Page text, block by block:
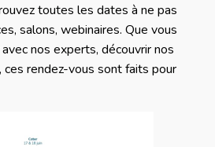
toutes les dates à ne pas
salons, webinaires. Que vous
nos experts, découvrir nos
ces rendez-vous sont faits pour